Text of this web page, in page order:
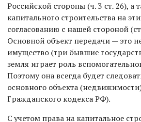
Российской стороны (ч. 3 ст. 26), а
капитального строительства на
согласованию с нашей стороной
Основной объект передачи — это
имущество (три бывшие
земля играет роль
Поэтому она всегда будет
основного объекта
Гражданского кодекса РФ).
С учетом права на капитальное